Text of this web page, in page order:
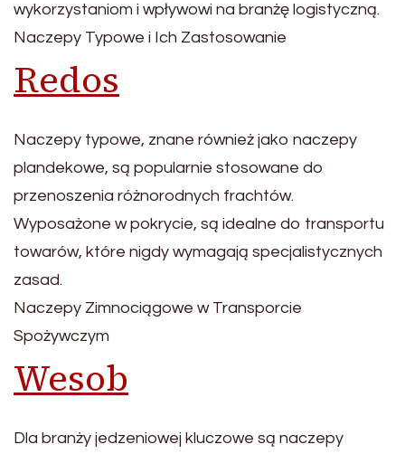
wykorzystaniom i wpływowi na branżę logistyczną.
Naczepy Typowe i Ich Zastosowanie
Redos
Naczepy typowe, znane również jako naczepy
plandekowe, są popularnie stosowane do
przenoszenia różnorodnych frachtów.
Wyposażone w pokrycie, są idealne do transportu
towarów, które nigdy wymagają specjalistycznych
zasad.
Naczepy Zimnociągowe w Transporcie
Spożywczym
Wesob
Dla branży jedzeniowej kluczowe są naczepy